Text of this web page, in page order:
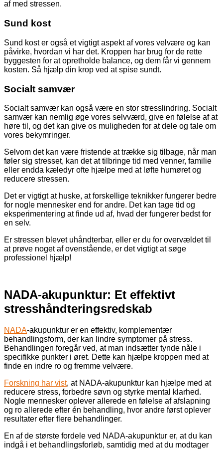
af med stressen.
Sund kost
Sund kost er også et vigtigt aspekt af vores velvære og kan
påvirke, hvordan vi har det. Kroppen har brug for de rette
byggesten for at opretholde balance, og dem får vi gennem
kosten. Så hjælp din krop ved at spise sundt.
Socialt samvær
Socialt samvær kan også være en stor stresslindring. Socialt
samvær kan nemlig øge vores selvværd, give en følelse af at
høre til, og det kan give os muligheden for at dele og tale om
vores bekymringer.
Selvom det kan være fristende at trække sig tilbage, når man
føler sig stresset, kan det at tilbringe tid med venner, familie
eller endda kæledyr ofte hjælpe med at løfte humøret og
reducere stressen.
Det er vigtigt at huske, at forskellige teknikker fungerer bedre
for nogle mennesker end for andre. Det kan tage tid og
eksperimentering at finde ud af, hvad der fungerer bedst for
en selv.
Er stressen blevet uhåndterbar, eller er du for overvældet til
at prøve noget af ovenstående, er det vigtigt at søge
professionel hjælp!
NADA-akupunktur: Et effektivt
stresshåndteringsredskab
NADA-akupunktur er en effektiv, komplementær
behandlingsform, der kan lindre symptomer på stress.
Behandlingen foregår ved, at man indsætter tynde nåle i
specifikke punkter i øret. Dette kan hjælpe kroppen med at
finde en indre ro og fremme velvære.
Forskning har vist, at NADA-akupunktur kan hjælpe med at
reducere stress, forbedre søvn og styrke mental klarhed.
Nogle mennesker oplever allerede en følelse af afslapning
og ro allerede efter én behandling, hvor andre først oplever
resultater efter flere behandlinger.
En af de største fordele ved NADA-akupunktur er, at du kan
indgå i et behandlingsforløb, samtidig med at du modtager